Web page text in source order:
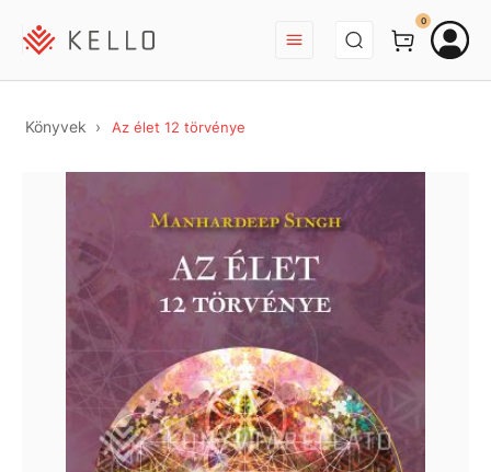
BEJELENTKEZÉS
0
Könyvek Az élet 12 törvénye